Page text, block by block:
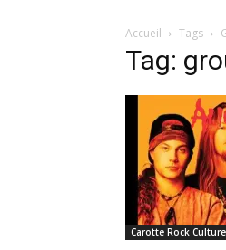
Accueil Tags
Tag:
Carotte Rock